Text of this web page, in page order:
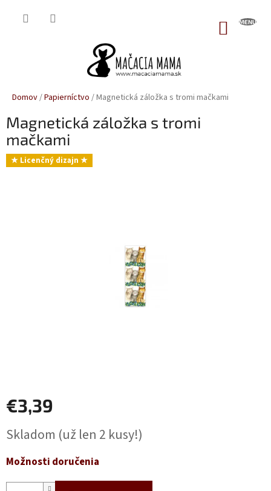
Domov/Papierníctvo /Magnetická záložka s tromi mačkami
Magnetická záložka s tromi
mačkami
★ Licenčný dizajn ★
€3,39
cena:
Skladom (už len 2 kusy!)
Možnosti doručenia